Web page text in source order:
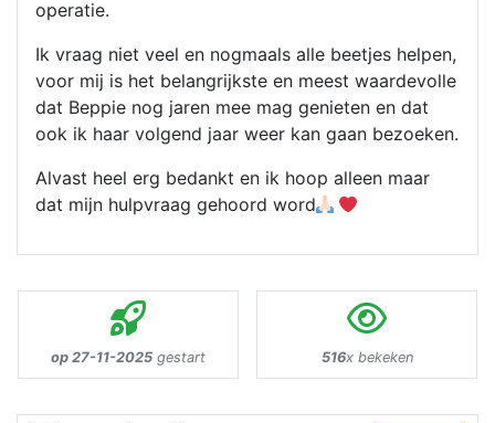
operatie.
Ik vraag niet veel en nogmaals alle beetjes helpen,
voor mij is het belangrijkste en meest waardevolle
dat Beppie nog jaren mee mag genieten en dat
ook ik haar volgend jaar weer kan gaan bezoeken.
Alvast heel erg bedankt en ik hoop alleen maar
dat mijn hulpvraag gehoord word
op 27-11-2025 gestart 516x bekeken